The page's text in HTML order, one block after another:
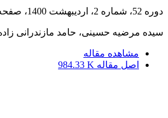
دوره 52، شماره 2، اردیبهشت 1400، صفحه
سیده مرضیه حسینی، حامد مازندرانی
مشاهده مقاله
اصل مقاله 984.33 K